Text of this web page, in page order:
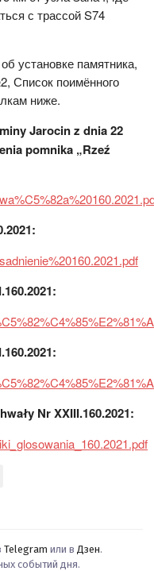
с трассой S74
установке памятника,
Список поимённого
ниже.
Jarocinz dnia22
pomnika „Rzeź
Nr XXIII.160.2021:
Telegram или в Дзен.
событий дня.